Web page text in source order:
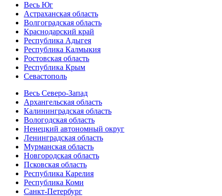
Весь Юг
Астраханская область
Волгоградская область
Краснодарский край
Республика Адыгея
Республика Калмыкия
Ростовская область
Республика Крым
Севастополь
Весь Северо-Запад
Архангельская область
Калининградская область
Вологодская область
Ненецкий автономный округ
Ленинградская область
Мурманская область
Новгородская область
Псковская область
Республика Карелия
Республика Коми
Санкт-Петербург